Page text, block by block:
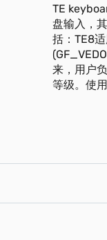
TE
盘输入，
括：TE8
来，用户
等级。使